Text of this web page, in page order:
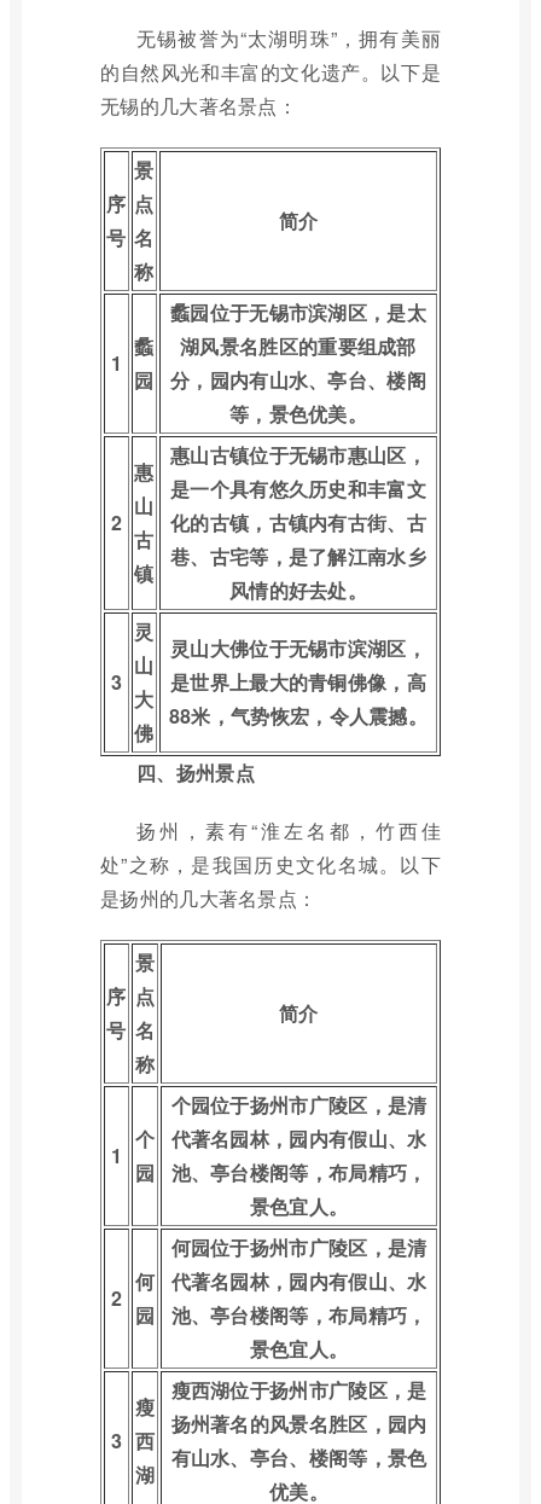
无锡被誉为“太湖明珠”，拥有美丽
的自然风光和丰富的文化遗产。以下是
无锡的几大著名景点：
序
号
景
点
名
称
简介
1
蠡
园
蠡园位于无锡市滨湖区，是太
湖风景名胜区的重要组成部
分，园内有山水、亭台、楼阁
等，景色优美。
2
惠
山
古
镇
惠山古镇位于无锡市惠山区，
是一个具有悠久历史和丰富文
化的古镇，古镇内有古街、古
巷、古宅等，是了解江南水乡
风情的好去处。
3
灵
山
大
佛
灵山大佛位于无锡市滨湖区，
是世界上最大的青铜佛像，高
88米，气势恢宏，令人震撼。
四、扬州景点
扬州，素有“淮左名都，竹西佳
处”之称，是我国历史文化名城。以下
是扬州的几大著名景点：
序
号
景
点
名
称
简介
1
个
园
个园位于扬州市广陵区，是清
代著名园林，园内有假山、水
池、亭台楼阁等，布局精巧，
景色宜人。
2
何
园
何园位于扬州市广陵区，是清
代著名园林，园内有假山、水
池、亭台楼阁等，布局精巧，
景色宜人。
3
瘦
西
湖
瘦西湖位于扬州市广陵区，是
扬州著名的风景名胜区，园内
有山水、亭台、楼阁等，景色
优美。